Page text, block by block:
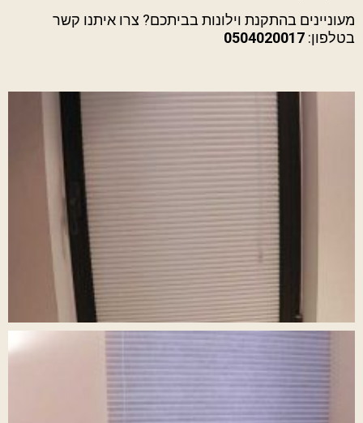
מעוניינים בהתקנת וילונות בביתכם? צרו איתנו קשר
בטלפון: 0504020017